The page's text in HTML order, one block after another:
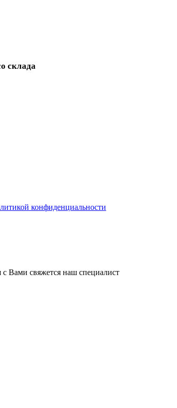
склада
конфиденциальности
Вами свяжется наш специалист